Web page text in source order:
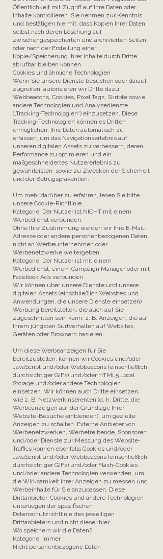
Öffentlichkeit mit Zugriff auf Ihre Daten oder
Inhalte kontrollieren. Sie nehmen zur Kenntnis
und bestätigen hiermit, dass Kopien Ihrer Daten
selbst nach deren Löschung auf
zwischengespeicherten und archivierten Seiten
oder nach der Erstellung einer
Kopie/Speicherung Ihrer Inhalte durch Dritte
abrufbar bleiben können.
Cookies und ähnliche Technologien
Wenn Sie unsere Dienste besuchen oder darauf
zugreifen, autorisieren wir Dritte dazu,
Webbeacons, Cookies, Pixel Tags, Skripte sowie
andere Technologien und Analysedienste
(„Tracking-Technologien“) einzusetzen. Diese
Tracking-Technologien können es Dritten
ermöglichen, Ihre Daten automatisch zu
erfassen, um das Navigationserlebnis auf
unseren digitalen Assets zu verbessern, deren
Performance zu optimieren und ein
maßgeschneidertes Nutzererlebnis zu
gewährleisten, sowie zu Zwecken der Sicherheit
und der Betrugsprävention.
Um mehr darüber zu erfahren, lesen Sie bitte
unsere Cookie-Richtlinie.
Kategorie: Der Nutzer ist NICHT mit einem
Werbedienst verbunden
Ohne Ihre Zustimmung werden wir Ihre E-Mail-
Adresse oder andere personenbezogenen Daten
nicht an Werbeunternehmen oder
Werbenetzwerke weitergeben.
Kategorie: Der Nutzer ist mit einem
Werbedienst, einem Campaign Manager oder mit
Facebook Ads verbunden
Wir können über unsere Dienste und unsere
digitalen Assets (einschließlich Websites und
Anwendungen, die unsere Dienste einsetzen)
Werbung bereitstellen, die auch auf Sie
zugeschnitten sein kann, z. B. Anzeigen, die auf
Ihrem jüngsten Surfverhalten auf Websites,
Geräten oder Browsern basieren.
Um diese Werbeanzeigen für Sie
bereitzustellen, können wir Cookies und/oder
JavaScript und/oder Webbeacons (einschließlich
durchsichtiger GIFs) und/oder HTML5 Local
Storage und/oder andere Technologien
einsetzen. Wir können auch Dritte einsetzen,
wie z. B. Netzwerkinserenten (d. h. Dritte, die
Werbeanzeigen auf der Grundlage Ihrer
Website-Besuche einblenden), um gezielte
Anzeigen zu schalten. Externe Anbieter von
Werbenetzwerken, Werbetreibende, Sponsoren
und/oder Dienste zur Messung des Website-
Traffics können ebenfalls Cookies und/oder
JavaScript und/oder Webbeacons (einschließlich
durchsichtiger GIFs) und/oder Flash-Cookies
und/oder andere Technologien verwenden, um
die Wirksamkeit ihrer Anzeigen zu messen und
Werbeinhalte für Sie anzupassen. Diese
Drittanbieter-Cookies und andere Technologien
unterliegen der spezifischen
Datenschutzrichtlinie des jeweiligen
Drittanbieters und nicht dieser hier.
Wo speichern wir die Daten?
Kategorie: Immer
Nicht personenbezogene Daten